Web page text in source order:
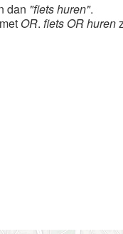
dan "fiets huren".
OR. fiets OR huren